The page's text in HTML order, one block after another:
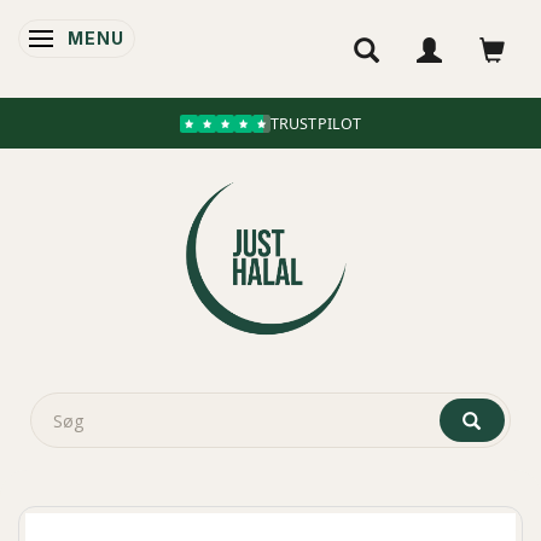
SKIFTE NAVIGATION
MENU
TRUSTPILOT